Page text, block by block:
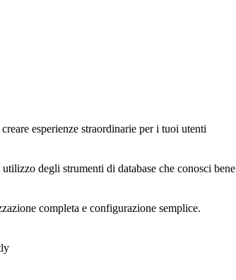
esperienze straordinarie per i tuoi utenti
degli strumenti di database che conosci bene
completa e configurazione semplice.